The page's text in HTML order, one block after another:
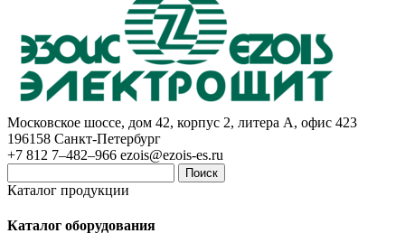
Московское шоссе, дом 42, корпус 2, литера А, офис 423
196158 Санкт-Петербург
+7 812 7–482–966 ezois@ezois-es.ru
Поиск
Каталог продукции
Каталог оборудования